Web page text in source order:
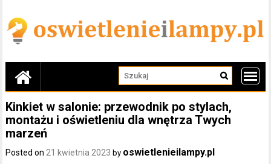
content
Kinkiet w salonie: przewodnik po stylach,
montażu i oświetleniu dla wnętrza Twych
marzeń
Posted on 21 kwietnia 2023 by oswietlenieilampy.pl